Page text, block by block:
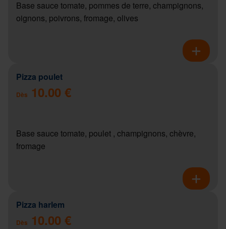
Base sauce tomate, pommes de terre, champignons,
oignons, poivrons, fromage, olives
Pizza poulet
Dès 10.00 €
Base sauce tomate, poulet , champignons, chèvre,
fromage
Pizza harlem
Dès 10.00 €